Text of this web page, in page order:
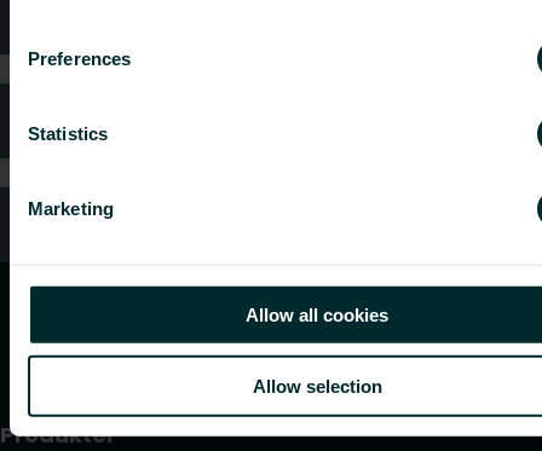
Preferences
Statistics
Marketing
Allow all cookies
Allow selection
Ofte stillede spørgsmål
Kundeservice
Produkter